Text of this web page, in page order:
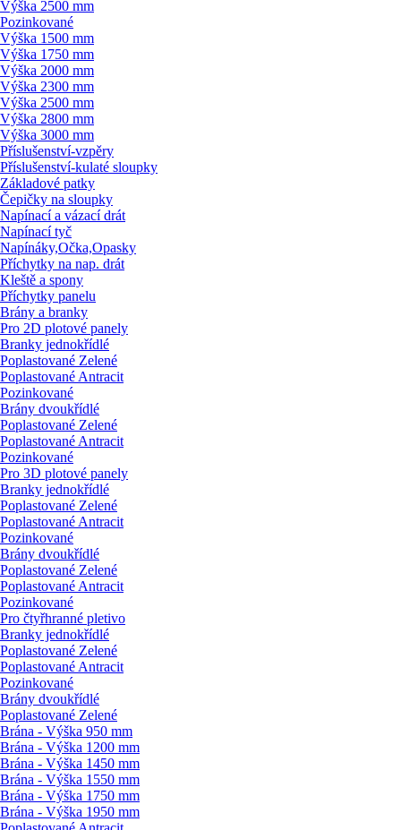
Výška 2500 mm
Pozinkované
Výška 1500 mm
Výška 1750 mm
Výška 2000 mm
Výška 2300 mm
Výška 2500 mm
Výška 2800 mm
Výška 3000 mm
Příslušenství-vzpěry
Příslušenství-kulaté sloupky
Základové patky
Čepičky na sloupky
Napínací a vázací drát
Napínací tyč
Napínáky,Očka,Opasky
Příchytky na nap. drát
Kleště a spony
Příchytky panelu
Brány a branky
Pro 2D plotové panely
Branky jednokřídlé
Poplastované Zelené
Poplastované Antracit
Pozinkované
Brány dvoukřídlé
Poplastované Zelené
Poplastované Antracit
Pozinkované
Pro 3D plotové panely
Branky jednokřídlé
Poplastované Zelené
Poplastované Antracit
Pozinkované
Brány dvoukřídlé
Poplastované Zelené
Poplastované Antracit
Pozinkované
Pro čtyřhranné pletivo
Branky jednokřídlé
Poplastované Zelené
Poplastované Antracit
Pozinkované
Brány dvoukřídlé
Poplastované Zelené
Brána - Výška 950 mm
Brána - Výška 1200 mm
Brána - Výška 1450 mm
Brána - Výška 1550 mm
Brána - Výška 1750 mm
Brána - Výška 1950 mm